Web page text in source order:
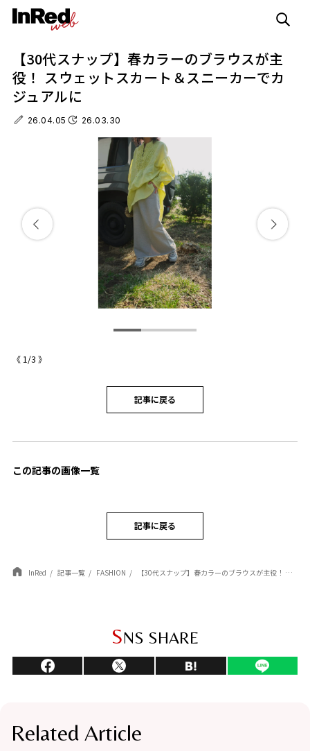
【30代スナップ】春カラーのブラウスが主
役！ スウェットスカート＆スニーカーでカ
ジュアルに
26.04.05 26.03.30
《 1 /3 》
記事に戻る
この記事の画像一覧
記事に戻る
InRed 記事一覧 FASHION 【30代スナップ】春カラーのブラウスが主役！ スウェットスカート＆スニーカーでカジュアルに
SNS SHARE
Related Article